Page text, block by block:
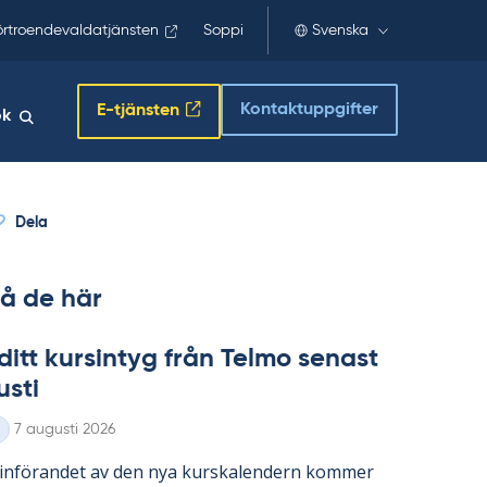
Soppi Svenska
E-tjänsten Kontaktuppgifter
Dela
de här
kursin­tyg från Tel­mo se­nast
Skriven
7 augusti 2026
av den nya kurska­len­dern kom­mer